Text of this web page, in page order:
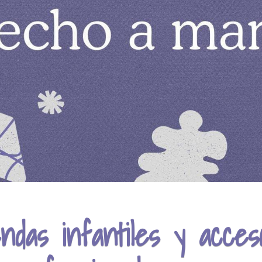
infantiles y